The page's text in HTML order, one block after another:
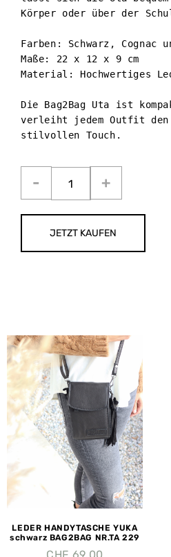
Körper oder über der
Farben: Schwarz, Cognac
Maße: 22 x 12 x 9 cm
Material: Hochwertiges
Die Bag2Bag Uta ist
verleiht jedem Outfit den
stilvollen Touch.
JETZT KAUFEN
LEDER HANDYTASCHE YUKA
schwarz BAG2BAG NR.TA 229